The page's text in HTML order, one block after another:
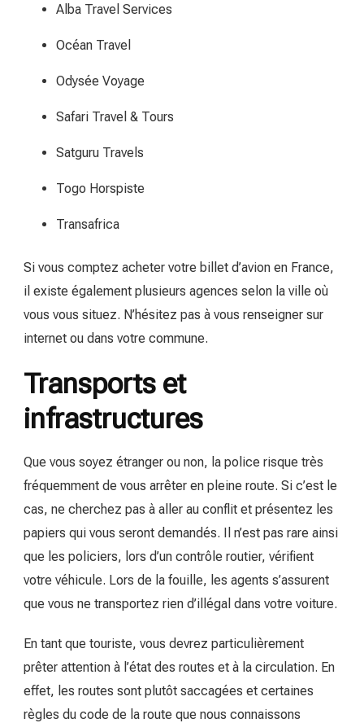
Alba Travel Services
Océan Travel
Odysée Voyage
Safari Travel & Tours
Satguru Travels
Togo Horspiste
Transafrica
Si vous comptez acheter votre billet d’avion en France,
il existe également plusieurs agences selon la ville où
vous vous situez. N’hésitez pas à vous renseigner sur
internet ou dans votre commune.
Transports et
infrastructures
Que vous soyez étranger ou non, la police risque très
fréquemment de vous arrêter en pleine route. Si c’est le
cas, ne cherchez pas à aller au conflit et présentez les
papiers qui vous seront demandés. Il n’est pas rare ainsi
que les policiers, lors d’un contrôle routier, vérifient
votre véhicule. Lors de la fouille, les agents s’assurent
que vous ne transportez rien d’illégal dans votre voiture.
En tant que touriste, vous devrez particulièrement
prêter attention à l’état des routes et à la circulation. En
effet, les routes sont plutôt saccagées et certaines
règles du code de la route que nous connaissons